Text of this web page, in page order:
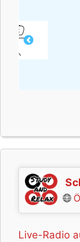
Live-Radio